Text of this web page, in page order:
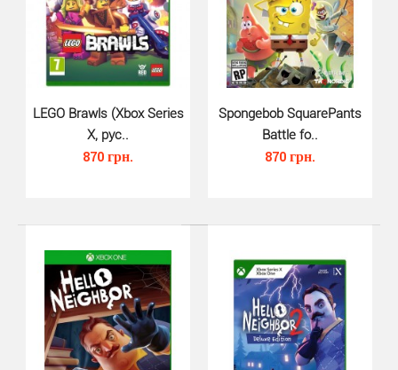
LEGO Ninjago Movie Videogame (X..
650 грн.
LEGO Brawls (Xbox Series
X, рус..
870 грн.
Spongebob SquarePants
Battle fo..
870 грн.